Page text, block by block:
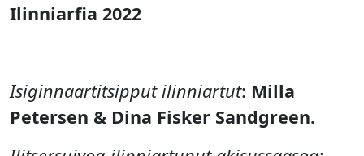
Ilinniarfia 2022
Isiginnaartitsipput ilinniartut: Milla
Petersen & Dina Fisker Sandgreen.